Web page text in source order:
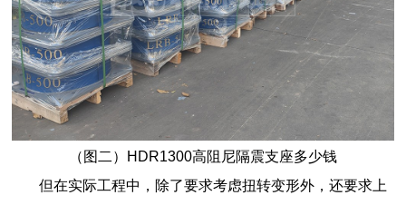
（图二）HDR1300高阻尼隔震支座多少钱
但在实际工程中，除了要求考虑扭转变形外，还要求上